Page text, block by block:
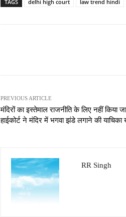
TAGS delhi high court law trend hindi
PREVIOUS ARTICLE
मंदिरों का इस्तेमाल राजनीति के लिए नहीं किया
हाईकोर्ट ने मंदिर में भगवा झंडे लगाने की याचिका
RR Singh